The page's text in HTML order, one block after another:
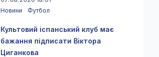
Новини
Футбол
Культовий іспанський клуб має
бажання підписати Віктора
Циганкова